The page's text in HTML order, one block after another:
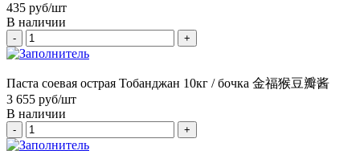
435 руб/шт
В наличии
- +
Паста соевая острая Тобанджан 10кг / бочка 金福猴豆瓣酱
3 655 руб/шт
В наличии
- +